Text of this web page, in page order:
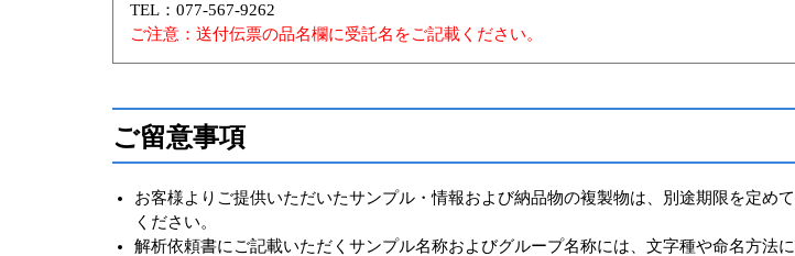
TEL：077-567-9262
ご注意：送付伝票の品名欄に受託名をご記載ください。
ご留意事項
お客様よりご提供いただいたサンプル・情報および納品物の複製物は、別途期限を定
ください。
解析依頼書にご記載いただくサンプル名称およびグループ名称には、文字種や命名方法